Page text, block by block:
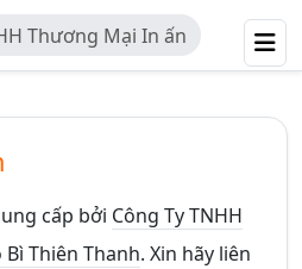
Thương Mại In ấn
cấp bởi Công Ty TNHH
Thiên Thanh. Xin hãy liên